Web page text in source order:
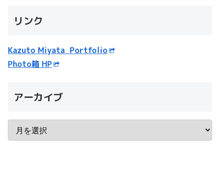
リンク
Kazuto Miyata Portfolio
Photo箱 HP
アーカイブ